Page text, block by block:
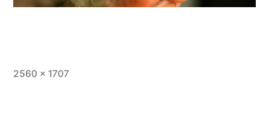
Taille
2560 × 1707